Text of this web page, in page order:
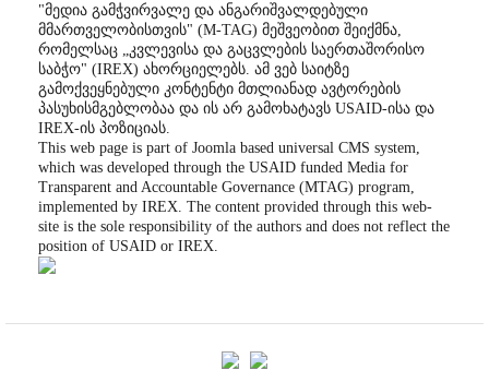
"მედია გამჭვირვალე და ანგარიშვალდებული
მმართველობისთვის" (M-TAG) მეშვეობით შეიქმნა,
რომელსაც „კვლევისა და გაცვლების საერთაშორისო
საბჭო" (IREX) ახორციელებს. ამ ვებ საიტზე
გამოქვეყნებული კონტენტი მთლიანად ავტორების
პასუხისმგებლობაა და ის არ გამოხატავს USAID-ისა და
IREX-ის პოზიციას.
This web page is part of Joomla based universal CMS system,
which was developed through the USAID funded Media for
Transparent and Accountable Governance (MTAG) program,
implemented by IREX. The content provided through this web-
site is the sole responsibility of the authors and does not reflect the
position of USAID or IREX.